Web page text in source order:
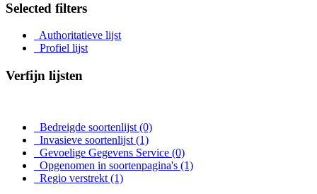
Selected filters
Authoritatieve lijst
Profiel lijst
Verfijn lijsten
Bedreigde soortenlijst (0)
Invasieve soortenlijst (1)
Gevoelige Gegevens Service (0)
Opgenomen in soortenpagina's (1)
Regio verstrekt (1)